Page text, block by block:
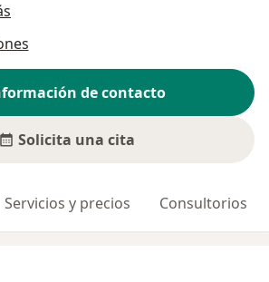
de contacto
Solicita una cita
Servicios y precios Consultorios